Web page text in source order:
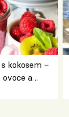
kokosem –
a